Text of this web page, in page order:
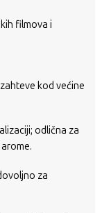
filmova i
kod većine
odlična za
za